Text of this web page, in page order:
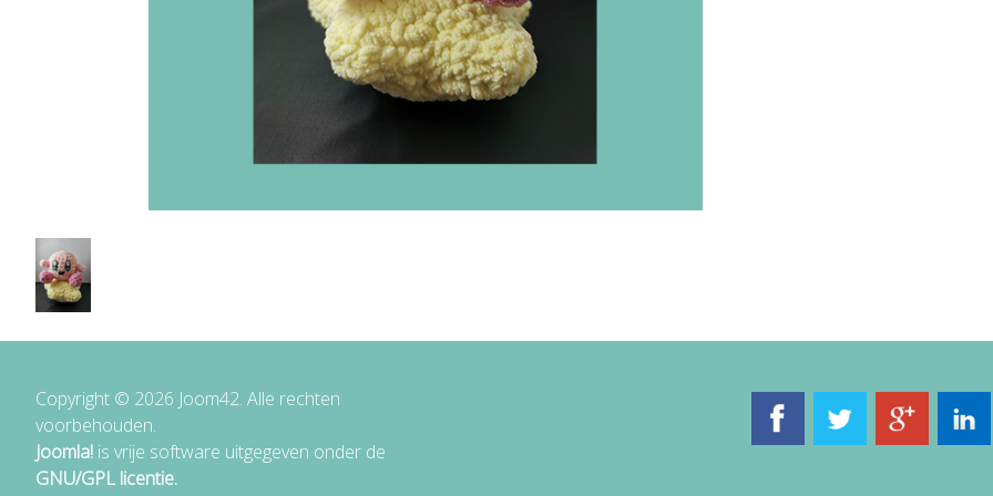
Copyright © 2026 Joom42. Alle rechten
voorbehouden.
Joomla! is vrije software uitgegeven onder de
GNU/GPL licentie.